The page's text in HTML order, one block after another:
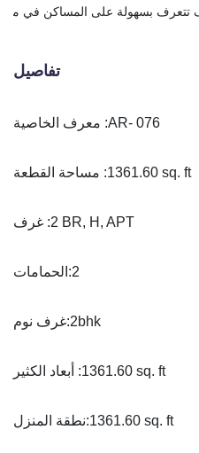
بسهولة على المساكن في ميناء دار
تفاصيل
معرف الخاصية :AR- 076
مساحة القطعة :1361.60 sq. ft
غرف :2 BR, H, APT
الحمامات:2
غرف نوم:2bhk
أبعاد الكثير :1361.60 sq. ft
نطقة المنزل:1361.60 sq. ft